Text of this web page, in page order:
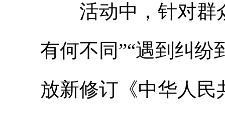
活动中，针对群
有何不同”“遇到纠纷
放新修订《中华人